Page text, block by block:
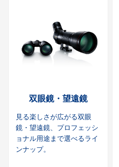
双眼鏡・望遠鏡
見る楽しさが広がる双眼
鏡・望遠鏡、プロフェッシ
ョナル用途まで選べるライ
ンナップ。